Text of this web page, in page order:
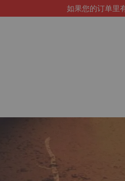
如果您的订单里